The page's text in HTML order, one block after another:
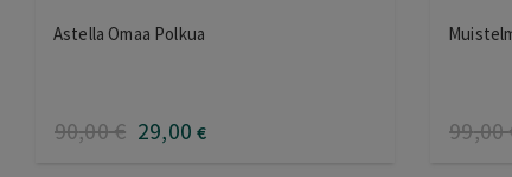
Astella Omaa Polkua
90,00€ 29,00 € 99,00